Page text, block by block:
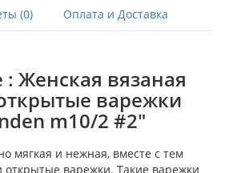
(0) Оплата и Доставка
Женская вязаная
варежки
m10/2 #2"
мягкая и нежная, вместе с тем
варежки. Такие варежки